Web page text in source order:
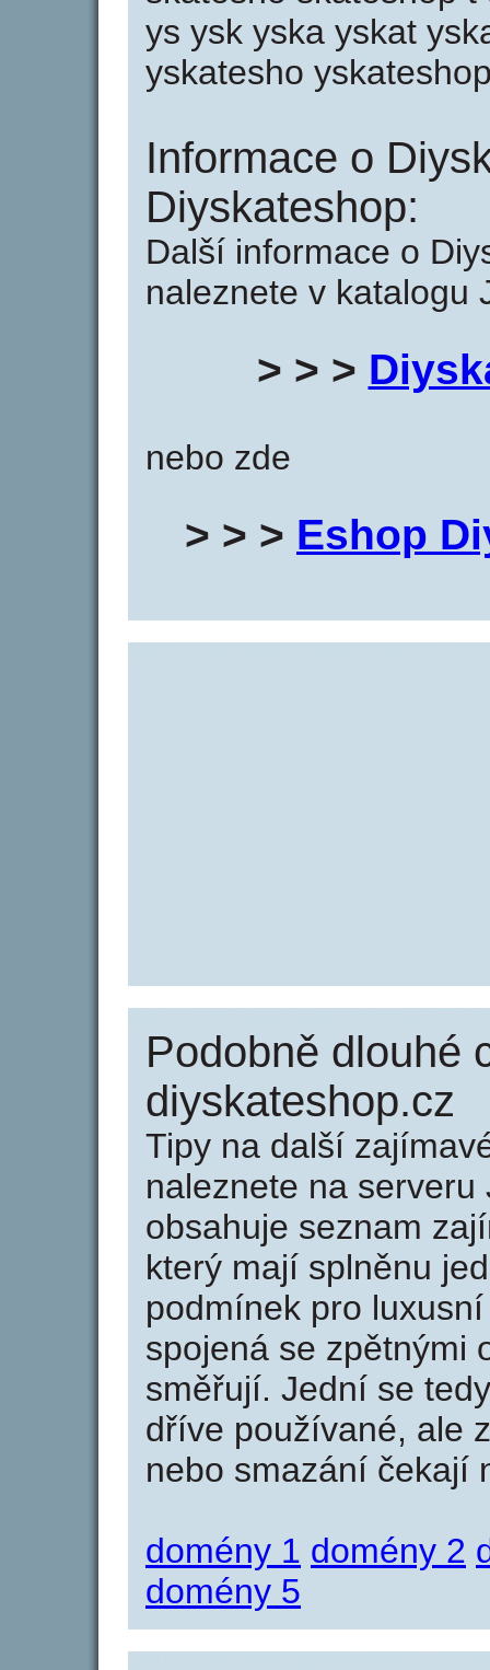
ys ysk yska yskat
yskatesho
Informace o
Diyskateshop:
Další informace o
naleznete v katalogu
> > >
nebo zde
> > > Eshop
Podobně dlouhé
diyskateshop.cz
Tipy na další
naleznete na serveru
obsahuje seznam
který mají splněnu
podmínek pro
spojená se zpětnými
směřují. Jední se
dříve používané, ale
nebo smazání čekají
domény 1 domény 2
domény 5